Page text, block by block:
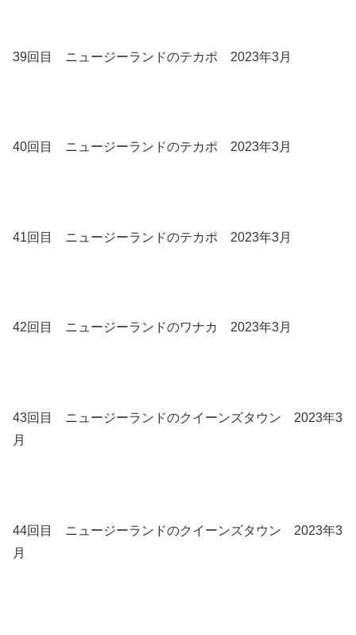
39回目 ニュージーランドのテカポ 2023年3月
40回目 ニュージーランドのテカポ 2023年3月
41回目 ニュージーランドのテカポ 2023年3月
42回目 ニュージーランドのワナカ 2023年3月
43回目 ニュージーランドのクイーンズタウン 2023年3
月
44回目 ニュージーランドのクイーンズタウン 2023年3
月